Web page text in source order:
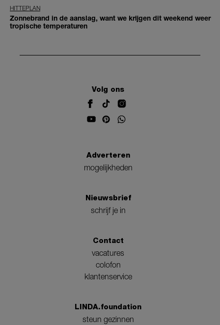
HITTEPLAN
Zonnebrand in de aanslag, want we krijgen dit weekend weer
tropische temperaturen
Volg ons
Adverteren
mogelijkheden
Nieuwsbrief
schrijf je in
Contact
vacatures
colofon
klantenservice
LINDA.foundation
steun gezinnen